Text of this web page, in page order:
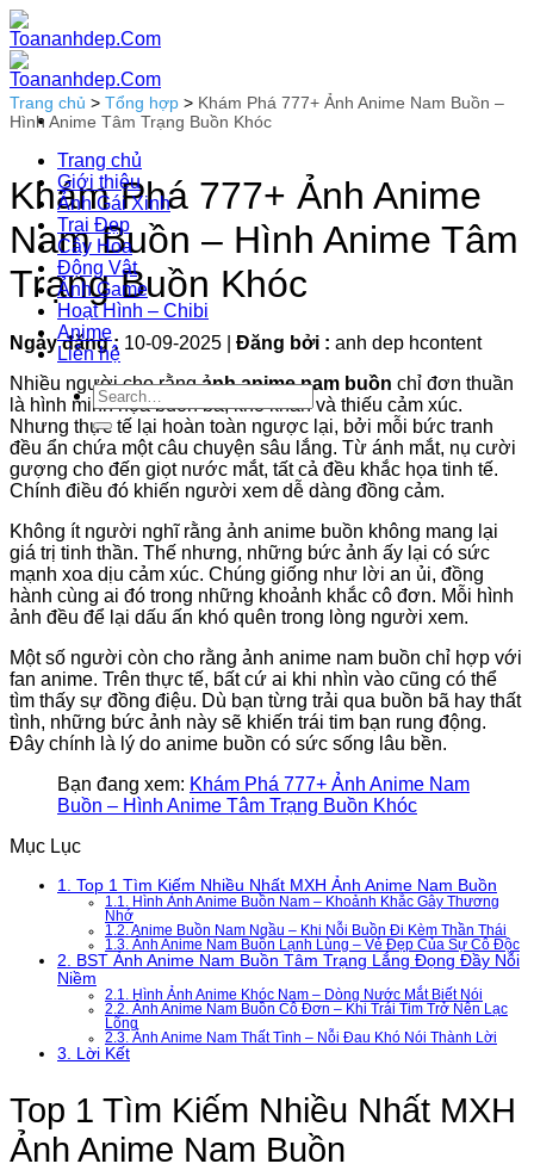
Bỏ
qua
nội
dung
Trang chủ
Giới thiệu
Ảnh Gái Xinh
Trai Đẹp
Cây Hoa
Động Vật
Ảnh Game
Hoạt Hình – Chibi
Anime
Liên hệ
Trang chủ > Tổng hợp > Khám Phá 777+ Ảnh Anime Nam Buồn –
Hình Anime Tâm Trạng Buồn Khóc
Khám Phá 777+ Ảnh Anime
Nam Buồn – Hình Anime Tâm
Trạng Buồn Khóc
Ngày đăng : 10-09-2025 Đăng bởi : anh dep hcontent
Nhiều người cho rằngảnh anime nam buồn chỉ đơn thuần
là hình minh họa buồn bã, khô khan và thiếu cảm xúc.
Nhưng thực tế lại hoàn toàn ngược lại, bởi mỗi bức tranh
đều ẩn chứa một câu chuyện sâu lắng. Từ ánh mắt, nụ cười
gượng cho đến giọt nước mắt, tất cả đều khắc họa tinh tế.
Chính điều đó khiến người xem dễ dàng đồng cảm.
Không ít người nghĩ rằng ảnh anime buồn không mang lại
giá trị tinh thần. Thế nhưng, những bức ảnh ấy lại có sức
mạnh xoa dịu cảm xúc. Chúng giống như lời an ủi, đồng
hành cùng ai đó trong những khoảnh khắc cô đơn. Mỗi hình
ảnh đều để lại dấu ấn khó quên trong lòng người xem.
Một số người còn cho rằng ảnh anime nam buồn chỉ hợp với
fan anime. Trên thực tế, bất cứ ai khi nhìn vào cũng có thể
tìm thấy sự đồng điệu. Dù bạn từng trải qua buồn bã hay thất
tình, những bức ảnh này sẽ khiến trái tim bạn rung động.
Đây chính là lý do anime buồn có sức sống lâu bền.
Bạn đang xem: Khám Phá 777+ Ảnh Anime Nam
Buồn – Hình Anime Tâm Trạng Buồn Khóc
Mục Lục
1. Top 1 Tìm Kiếm Nhiều Nhất MXH Ảnh Anime Nam Buồn
1.1.
Hình Ảnh Anime Buồn Nam – Khoảnh Khắc Gây Thương
Nhớ
1.2. Anime Buồn Nam Ngầu – Khi Nỗi Buồn Đi Kèm Thần Thái
1.3. Ảnh Anime Nam Buồn Lạnh Lùng – Vẻ Đẹp Của Sự Cô Độc
2.
BST Ảnh Anime Nam Buồn Tâm Trạng Lắng Đọng Đầy Nỗi
Niềm
2.1.
Hình Ảnh Anime Khóc Nam – Dòng Nước Mắt Biết Nói
2.2. Ảnh Anime Nam Buồn Cô Đơn – Khi Trái Tim Trở Nên Lạc
Lõng
2.3. Ảnh Anime Nam Thất Tình – Nỗi Đau Khó Nói Thành Lời
3. Lời Kết
Top 1 Tìm Kiếm Nhiều Nhất MXH
Ảnh Anime Nam Buồn